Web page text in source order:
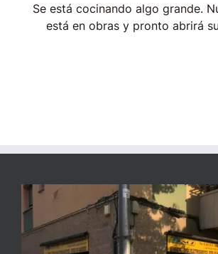
Se está cocinando algo grande.
está en obras y pronto abrirá